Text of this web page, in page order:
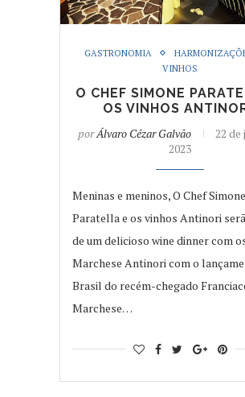
GASTRONOMIA
VINHOS
O CHEF SIMONE
OS VINHOS
porÁlvaro Cézar Galvão
22 de
2023
Meninas e meninos, O Chef Simone
Paratella e os vinhos Antinori
de um delicioso wine dinner com
Marchese Antinori com o
Brasil do recém-chegado
Marchese…